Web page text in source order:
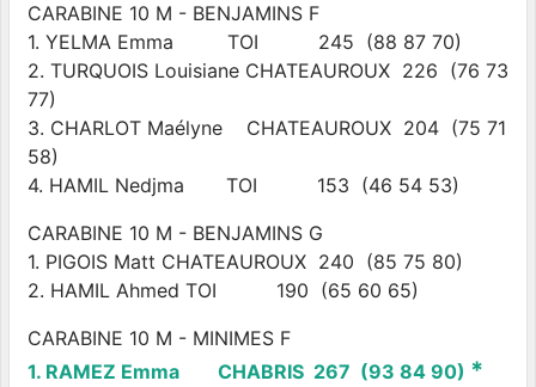
CARABINE 10 M - BENJAMINS F
1. YELMA Emma TOI 245 (88 87 70)
2. TURQUOIS Louisiane CHATEAUROUX 226 (76 73
77)
3. CHARLOT Maélyne CHATEAUROUX 204 (75 71
58)
4. HAMIL Nedjma TOI 153 (46 54 53)
CARABINE 10 M - BENJAMINS G
1. PIGOIS Matt CHATEAUROUX 240 (85 75 80)
2. HAMIL Ahmed TOI 190 (65 60 65)
CARABINE 10 M - MINIMES F
1. RAMEZ Emma CHABRIS 267 (93 84 90) *